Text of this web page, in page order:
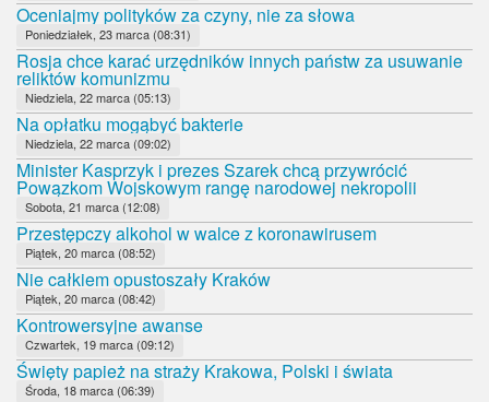
Oceniajmy polityków za czyny, nie za słowa
Poniedziałek, 23 marca (08:31)
Rosja chce karać urzędników innych państw za usuwanie
reliktów komunizmu
Niedziela, 22 marca (05:13)
Na opłatku mogąbyć bakterie
Niedziela, 22 marca (09:02)
Minister Kasprzyk i prezes Szarek chcą przywrócić
Powązkom Wojskowym rangę narodowej nekropolii
Sobota, 21 marca (12:08)
Przestępczy alkohol w walce z koronawirusem
Piątek, 20 marca (08:52)
Nie całkiem opustoszały Kraków
Piątek, 20 marca (08:42)
Kontrowersyjne awanse
Czwartek, 19 marca (09:12)
Święty papież na straży Krakowa, Polski i świata
Środa, 18 marca (06:39)